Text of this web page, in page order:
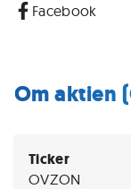
Facebook
Om aktien
Ticker
OVZON